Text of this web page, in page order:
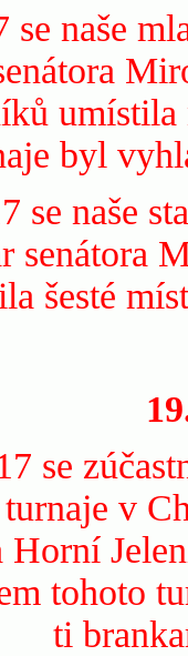
se naše
byl
se naše
senátora
šesté
se
v
Horní
tohoto
ti